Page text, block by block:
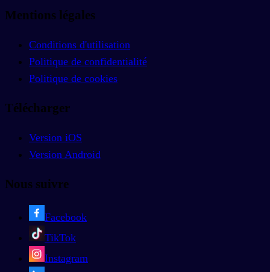
Mentions légales
Conditions d'utilisation
Politique de confidentialité
Politique de cookies
Télécharger
Version iOS
Version Android
Nous suivre
Facebook
TikTok
Instagram